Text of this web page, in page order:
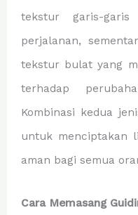
tekstur garis-
perjalanan,
tekstur bulat yang
terhadap
Kombinasi kedua
untuk menciptakan
aman bagi semua
Cara Memasang